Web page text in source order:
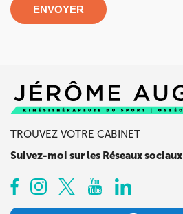
ENVOYER
TROUVEZ VOTRE CABINET
Suivez-moi sur les Réseaux sociaux